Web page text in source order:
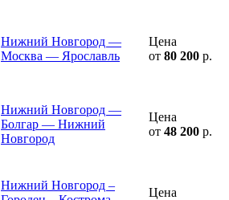
Нижний Новгород —
Москва — Ярославль
Цена
от 80 200 р.
Нижний Новгород —
Болгар — Нижний
Новгород
Цена
от 48 200 р.
Нижний Новгород –
Цена